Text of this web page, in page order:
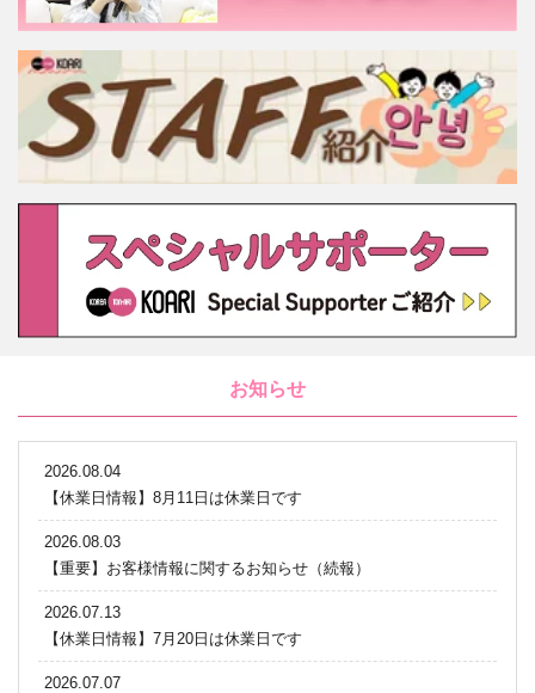
お知らせ
2026.08.04
【休業日情報】8月11日は休業日です
2026.08.03
【重要】お客様情報に関するお知らせ（続報）
2026.07.13
【休業日情報】7月20日は休業日です
2026.07.07